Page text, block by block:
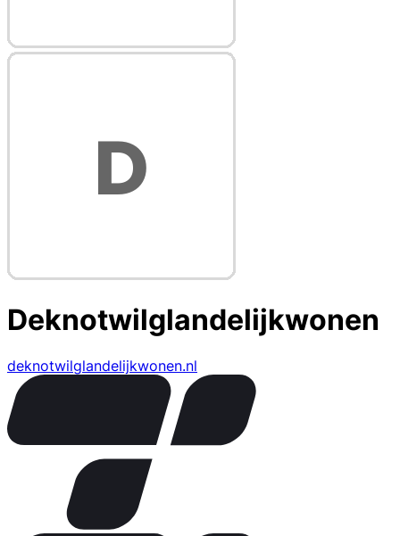
Deknotwilglandelijkwonen
deknotwilglandelijkwonen.nl